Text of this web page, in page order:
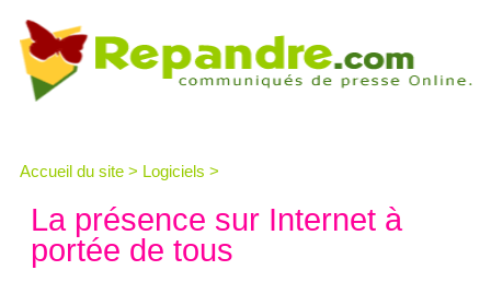
Accueil du site > Logiciels >
La présence sur Internet à
portée de tous